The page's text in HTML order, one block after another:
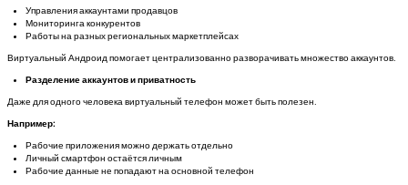
Управления аккаунтами продавцов
Мониторинга конкурентов
Работы на разных региональных маркетплейсах
Виртуальный Андроид помогает централизованно разворачивать множество аккаунтов.
Разделение аккаунтов и приватность
Даже для одного человека виртуальный телефон может быть полезен.
Например:
Рабочие приложения можно держать отдельно
Личный смартфон остаётся личным
Рабочие данные не попадают на основной телефон